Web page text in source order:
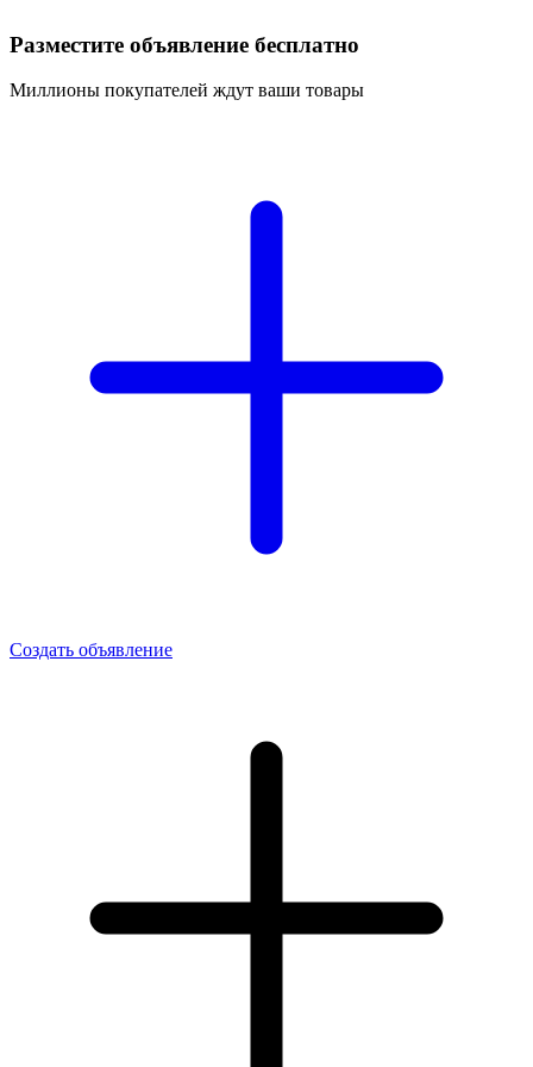
Разместите объявление бесплатно
Миллионы покупателей ждут ваши товары
Создать объявление